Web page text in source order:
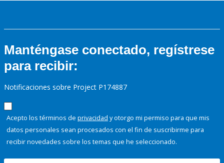
Manténgase conectado, regístrese
para recibir:
Notificaciones sobre Project P174887
Acepto los términos de privacidad y otorgo mi permiso para que mis
datos personales sean procesados con el fin de suscribirme para
recibir novedades sobre los temas que he seleccionado.